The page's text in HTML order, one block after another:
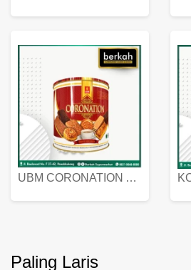
UBM CORONATION ASSORTED BISKUIT KALENG 450 GRAM
Paling Laris